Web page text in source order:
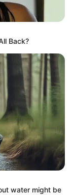
Back?
water might be